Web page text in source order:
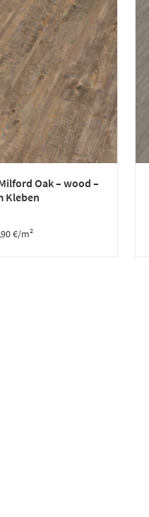
Oak – wood –
Kleben
€/m²